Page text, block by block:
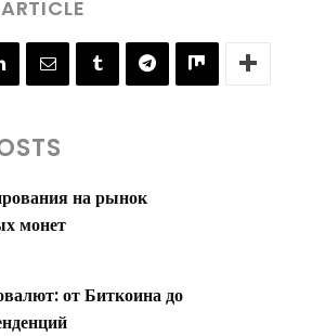
на рынок
монет
от Биткоина до